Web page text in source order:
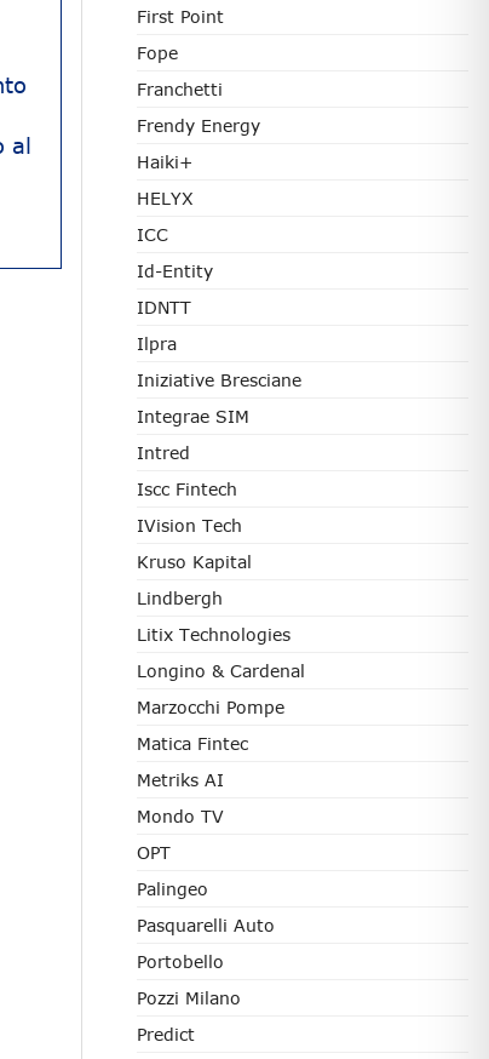
al
First Point
Fope
Franchetti
Frendy Energy
Haiki+
HELYX
ICC
Id-Entity
IDNTT
Ilpra
Iniziative Bresciane
Integrae SIM
Intred
Iscc Fintech
IVision Tech
Kruso Kapital
Lindbergh
Litix Technologies
Longino & Cardenal
Marzocchi Pompe
Matica Fintec
Metriks AI
Mondo TV
OPT
Palingeo
Pasquarelli Auto
Portobello
Pozzi Milano
Predict